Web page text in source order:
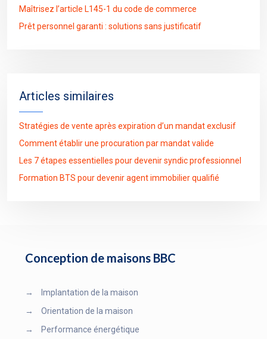
Maîtrisez l’article L145-1 du code de commerce
Prêt personnel garanti : solutions sans justificatif
Articles similaires
Stratégies de vente après expiration d’un mandat exclusif
Comment établir une procuration par mandat valide
Les 7 étapes essentielles pour devenir syndic professionnel
Formation BTS pour devenir agent immobilier qualifié
Conception de maisons BBC
→
Implantation de la maison
→
Orientation de la maison
→
Performance énergétique